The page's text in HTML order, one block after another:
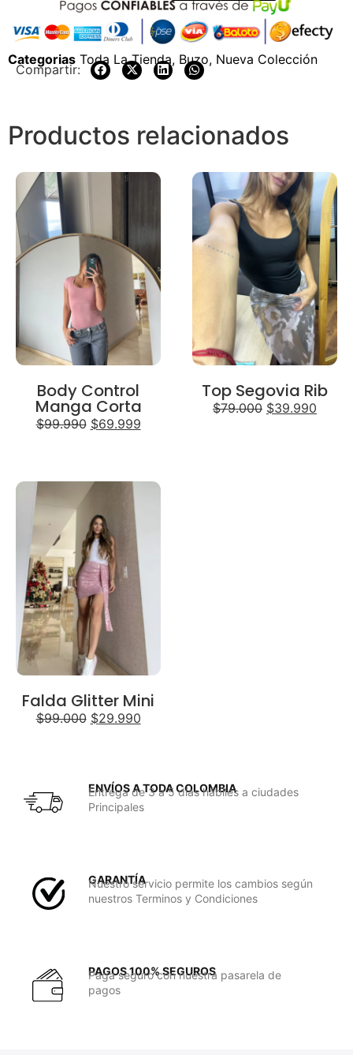
Categorias Toda La Tienda, Buzo, Nueva Colección
Compartir:
Productos relacionados
Body Control
Manga Corta
$99.990 $69.999
Top Segovia Rib
$79.000 $39.990
Falda Glitter Mini
$99.000 $29.990
ENVÍOS A TODA COLOMBIA
Entrega de 3 a 5 días hábiles a ciudades
Principales
GARANTÍA
Nuestro servicio permite los cambios según
nuestros Terminos y Condiciones
PAGOS 100% SEGUROS
Paga seguro con nuestra pasarela de
pagos